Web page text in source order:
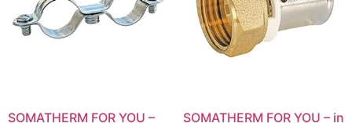
SOMATHERM FOR YOU –
SOMATHERM FOR YOU – in